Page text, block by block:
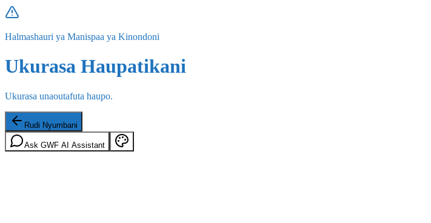
Halmashauri ya Manispaa ya Kinondoni
Ukurasa Haupatikani
Ukurasa unaoutafuta haupo.
Rudi Nyumbani
Ask GWF AI Assistant